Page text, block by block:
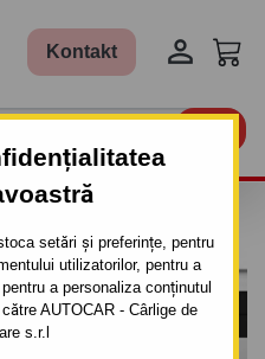
setări și preferințe, pentru
utilizatorilor, pentru a
a personaliza conținutul
AUTOCAR - Cârlige de
s.r.l
Kontakt 
THULE - ALUMINIU